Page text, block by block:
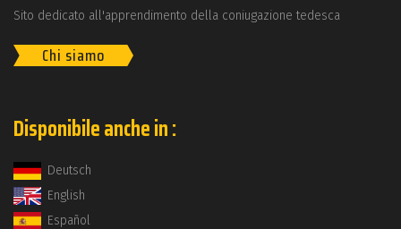
Sito dedicato all'apprendimento della coniugazione tedesca
Chi siamo
Disponibile anche in :
Deutsch
English
Español